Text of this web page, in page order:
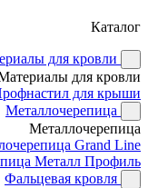
Каталог
для кровли
для кровли
для крыши
Металлочерепица
Металлочерепица
Grand Line
Металл Профиль
Фальцевая кровля